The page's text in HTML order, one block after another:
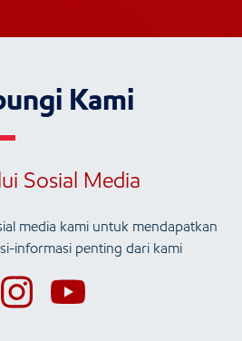
Kami
Sosial Media
media kami untuk mendapatkan
informasi penting dari kami